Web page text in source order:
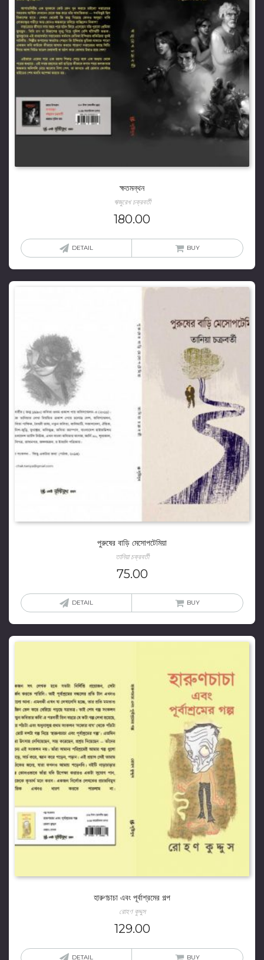
ক্ষতমন্থন
ঋজুরেখ চক্রবর্তী
180.00
DETAIL BUY
পুরুষের বাড়ি মেসোপটেমিয়া
তানিয়া চক্রবর্তী
75.00
DETAIL BUY
হারুণচাচা এবং পূর্বাশ্রমের গল্প
রোহণ কুদ্দুস
129.00
DETAIL BUY